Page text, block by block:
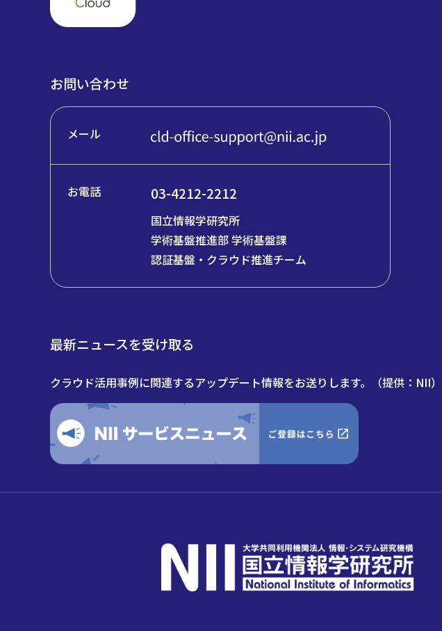
お問い合わせ
メール
お電話 03-4212-2212
国立情報学研究所
学術基盤推進部 学術基盤課
認証基盤・クラウド推進チーム
最新ニュースを受け取る
クラウド活用事例に関連するアップデート情報をお送りします。（提供：NII）